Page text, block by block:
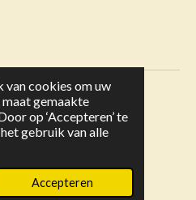
cookies om uw
gemaakte
op ‘Accepteren’ te
gebruik van alle
Accepteren
- de beste